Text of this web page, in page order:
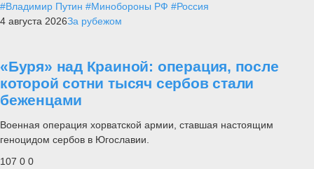
#Владимир Путин #Минобороны РФ #Россия
4 августа 2026За рубежом
«Буря» над Краиной: операция, после
которой сотни тысяч сербов стали
беженцами
Военная операция хорватской армии, ставшая настоящим
геноцидом сербов в Югославии.
107 0 0